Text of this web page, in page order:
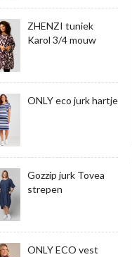
ZHENZI tuniek
Karol 3/4 mouw
ONLY eco jurk hartje
Gozzip jurk Tovea
strepen
ONLY ECO vest